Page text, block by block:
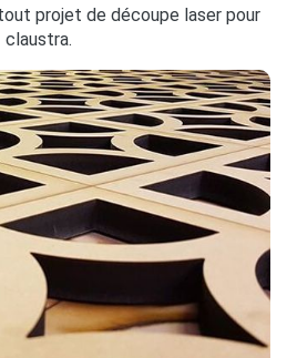
projet de découpe laser pour
claustra.